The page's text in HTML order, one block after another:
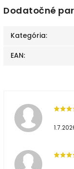
Dodatočné
Kategória:
EAN: